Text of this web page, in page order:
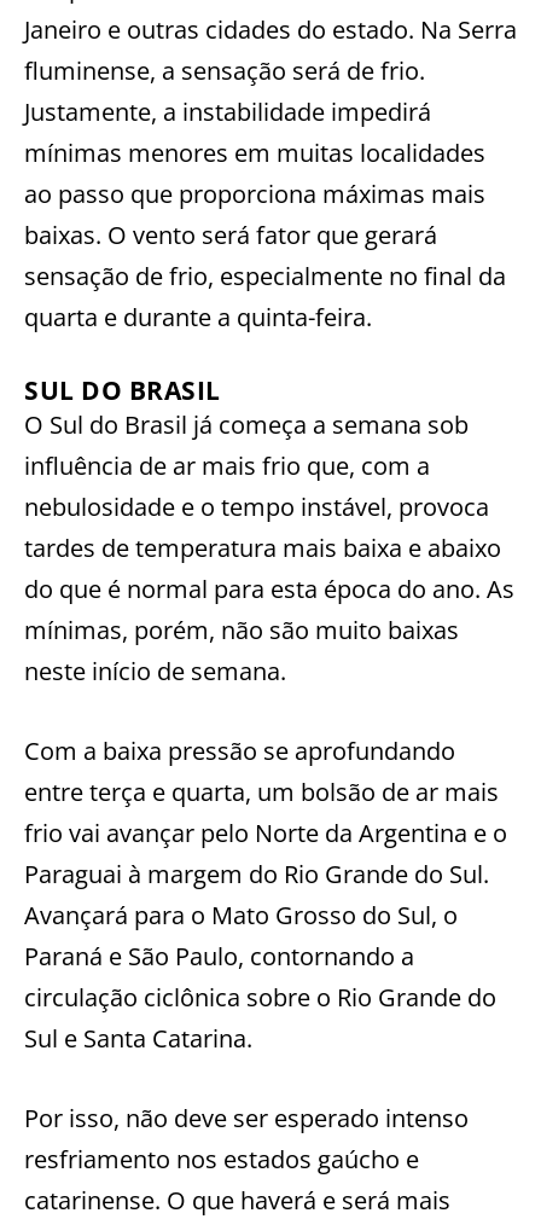
Janeiro e outras cidades do estado. Na Serra
fluminense, a sensação será de frio.
Justamente, a instabilidade impedirá
mínimas menores em muitas localidades
ao passo que proporciona máximas mais
baixas. O vento será fator que gerará
sensação de frio, especialmente no final da
quarta e durante a quinta-feira.
SUL DO BRASIL
O Sul do Brasil já começa a semana sob
influência de ar mais frio que, com a
nebulosidade e o tempo instável, provoca
tardes de temperatura mais baixa e abaixo
do que é normal para esta época do ano. As
mínimas, porém, não são muito baixas
neste início de semana.
Com a baixa pressão se aprofundando
entre terça e quarta, um bolsão de ar mais
frio vai avançar pelo Norte da Argentina e o
Paraguai à margem do Rio Grande do Sul.
Avançará para o Mato Grosso do Sul, o
Paraná e São Paulo, contornando a
circulação ciclônica sobre o Rio Grande do
Sul e Santa Catarina.
Por isso, não deve ser esperado intenso
resfriamento nos estados gaúcho e
catarinense. O que haverá e será mais